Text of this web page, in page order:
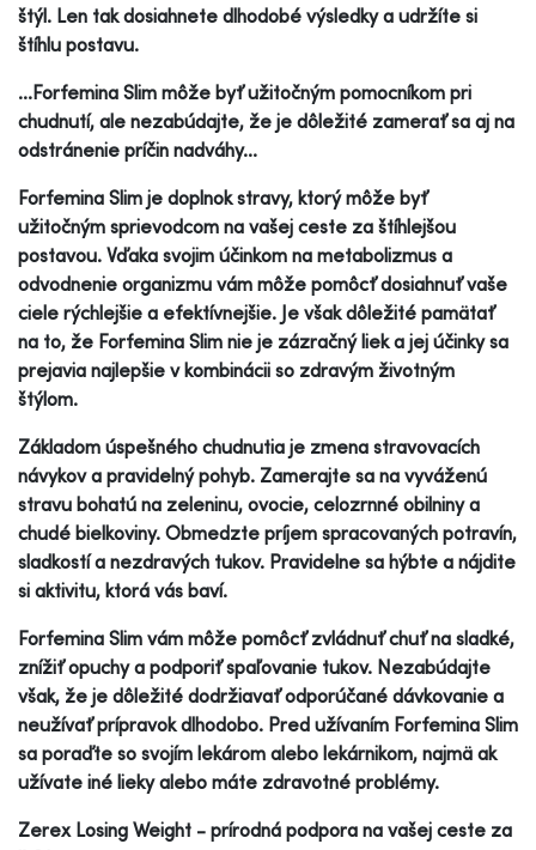
štýl. Len tak dosiahnete dlhodobé výsledky a udržíte si
štíhlu postavu.
...Forfemina Slim môže byť užitočným pomocníkom pri
chudnutí, ale nezabúdajte, že je dôležité zamerať sa aj na
odstránenie príčin nadváhy...
Forfemina Slim je doplnok stravy, ktorý môže byť
užitočným sprievodcom na vašej ceste za štíhlejšou
postavou. Vďaka svojim účinkom na metabolizmus a
odvodnenie organizmu vám môže pomôcť dosiahnuť vaše
ciele rýchlejšie a efektívnejšie. Je však dôležité pamätať
na to, že Forfemina Slim nie je zázračný liek a jej účinky sa
prejavia najlepšie v kombinácii so zdravým životným
štýlom.
Základom úspešného chudnutia je zmena stravovacích
návykov a pravidelný pohyb. Zamerajte sa na vyváženú
stravu bohatú na zeleninu, ovocie, celozrnné obilniny a
chudé bielkoviny. Obmedzte príjem spracovaných potravín,
sladkostí a nezdravých tukov. Pravidelne sa hýbte a nájdite
si aktivitu, ktorá vás baví.
Forfemina Slim vám môže pomôcť zvládnuť chuť na sladké,
znížiť opuchy a podporiť spaľovanie tukov. Nezabúdajte
však, že je dôležité dodržiavať odporúčané dávkovanie a
neužívať prípravok dlhodobo. Pred užívaním Forfemina Slim
sa poraďte so svojím lekárom alebo lekárnikom, najmä ak
užívate iné lieky alebo máte zdravotné problémy.
Zerex Losing Weight - prírodná podpora na vašej ceste za